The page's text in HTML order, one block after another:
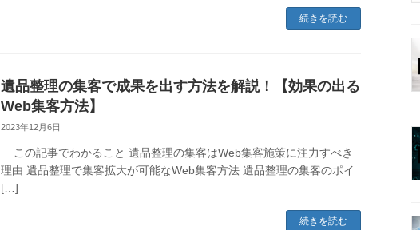
続きを読む
遺品整理の集客で成果を出す方法を解説！【効果の出る
Web集客方法】
2023年12月6日
この記事でわかること 遺品整理の集客はWeb集客施策に注力すべき
理由 遺品整理で集客拡大が可能なWeb集客方法 遺品整理の集客のポイ
[…]
続きを読む